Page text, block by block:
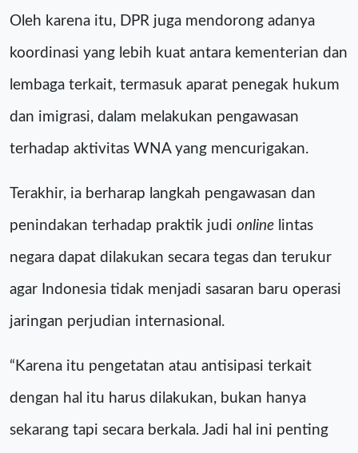
Oleh karena itu, DPR juga mendorong adanya
koordinasi yang lebih kuat antara kementerian dan
lembaga terkait, termasuk aparat penegak hukum
dan imigrasi, dalam melakukan pengawasan
terhadap aktivitas WNA yang mencurigakan.
Terakhir, ia berharap langkah pengawasan dan
penindakan terhadap praktik judi online lintas
negara dapat dilakukan secara tegas dan terukur
agar Indonesia tidak menjadi sasaran baru operasi
jaringan perjudian internasional.
“Karena itu pengetatan atau antisipasi terkait
dengan hal itu harus dilakukan, bukan hanya
sekarang tapi secara berkala. Jadi hal ini penting